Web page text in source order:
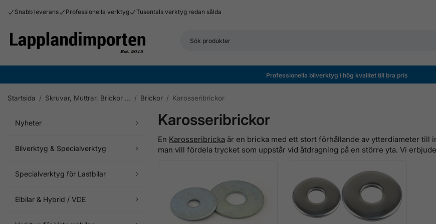
Snabb leverans Professionella verktyg Tusentals verktyg redan sålda
Professionella bilverktyg i hög kvalitet till bra pris
Startsida / Skruvar, Muttrar, Brickor ... / Brickor / Karosseribrickor
Nyheter
Bilverktyg & Specialverktyg
Specialverktyg för Lastbilar
Elbilar & Hybrid / VDE
Karosseribrickor
En Karosseribricka är en bricka med ett stort förhållande av ytterdiameter till
man vill fördela trycket som uppstår vid åtdragning på en större yta. Vi